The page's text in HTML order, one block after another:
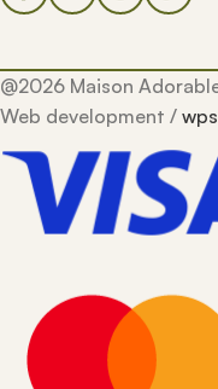
@2026 Maison
Web development /